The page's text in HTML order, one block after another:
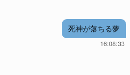
死神が落ちる夢
16:08:33